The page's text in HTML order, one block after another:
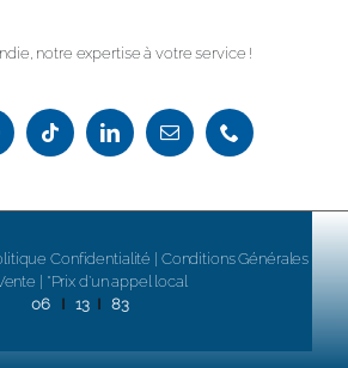
notre expertise à votre service !
Confidentialité
Conditions Générales
| *Prix d’un appel local
06|13|83